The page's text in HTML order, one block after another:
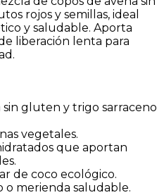
rojos y semillas, ideal
y saludable. Aporta
liberación lenta para
sin gluten y trigo sarraceno
vegetales.
que aportan
de coco ecológico.
o merienda saludable.